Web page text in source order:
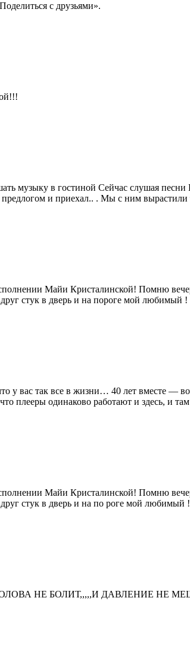
с друзьями».
музыку в гостиной Сейчас слушая песни
и приехал.. . Мы с ним
Майи Кристалинской! Помню
стук в дверь и на пороге мой любимый !
у вас так все в жизни… 40 лет вместе
плееры одинаково работают и здесь, и
Майи Кристалинской! Помню
стук в дверь и на по роге мой любимый !
НЕ БОЛИТ,,,,,И ДАВЛЕНИЕ НЕ